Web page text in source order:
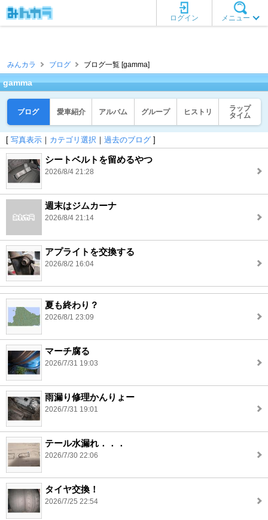
メニュー
ログイン
みんカラ ブログ ブログ一覧 [gamma]
gamma
ブログ 愛車紹介 アルバム グループ ヒストリ
ラップ
タイム
[ 写真表示 ｜ カテゴリ選択 ｜ 過去のブログ ]
シートベルトを留めるやつ
2026/8/4 21:28
週末はジムカーナ
2026/8/4 21:14
アプライトを交換する
2026/8/2 16:04
夏も終わり？
2026/8/1 23:09
マーチ腐る
2026/7/31 19:03
雨漏り修理かんりょー
2026/7/31 19:01
テール水漏れ．．．
2026/7/30 22:06
タイヤ交換！
2026/7/25 22:54